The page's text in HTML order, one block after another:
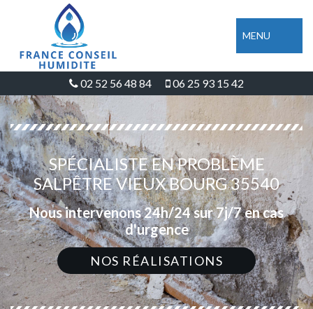
MENU
02 52 56 48 84 06 25 93 15 42
SPÉCIALISTE EN PROBLÈME
SALPÊTRE VIEUX BOURG 35540
Nous intervenons 24h/24 sur 7j/7 en cas
d'urgence
NOS RÉALISATIONS